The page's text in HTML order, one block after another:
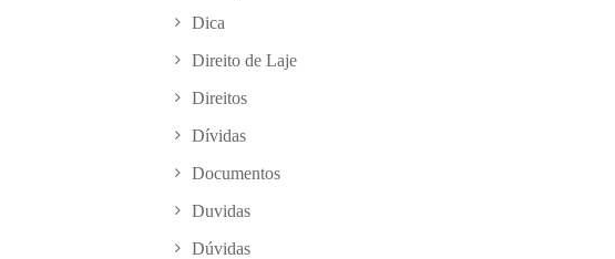
Dica
Direito de Laje
Direitos
Dívidas
Documentos
Duvidas
Dúvidas